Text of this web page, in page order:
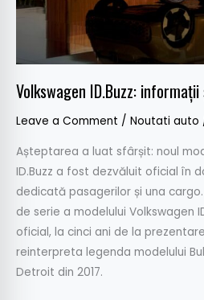
Volkswagen ID.Buzz:
Leave a Comment / Noutati auto
Așteptarea a luat sfârșit: noul
ID.Buzz a fost dezvăluit oficial în
dedicată pasagerilor și una
de serie a modelului Volkswagen
oficial, la cinci ani de la
reinterpreta legenda modelului
Detroit din 2017.